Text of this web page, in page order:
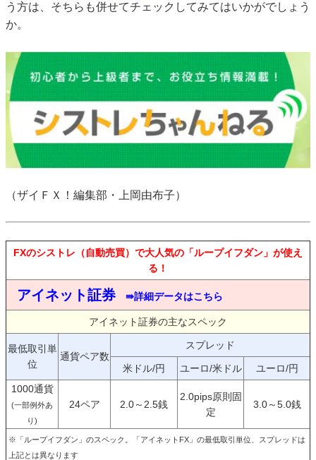
う方は、そちらも併せてチェックしてみてはいかがでしょう
か。
（ザイＦＸ！編集部・上岡由布子）
FXのシストレ（自動売買）で大人気の「ループイフダン」が使え
る！
アイネット証券 ⇛詳細データはこちら
アイネット証券の主なスペック
最低取引単
位
通貨ペア数
スプレッド
米ドル/円 ユーロ/米ドル
ユーロ/円
1000通貨
(一部例外あ
り)
24ペア 2.0～2.5銭
2.0pips原則固
定
3.0～5.0銭
※「ループイフダン」のスペック。「アイネットFX」の最低取引単位、スプレッドは
上記とは異なります